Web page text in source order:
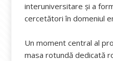
interuniversitare și a
cercetători în domeniul
Un moment central al
masa rotundă dedicată